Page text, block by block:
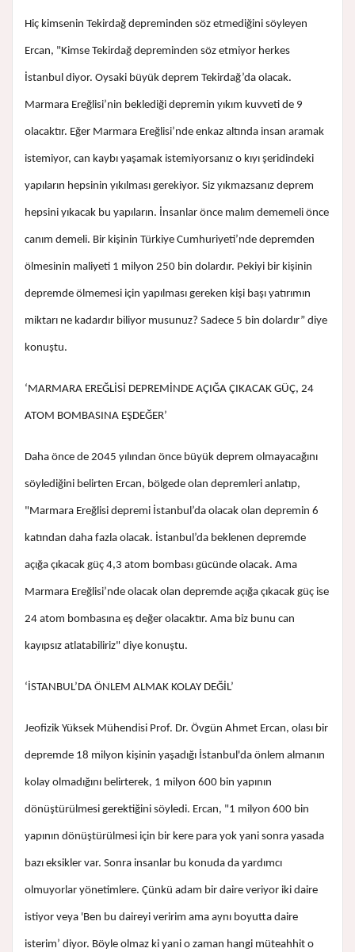
Hiç kimsenin Tekirdağ depreminden söz etmediğini söyleyen
Ercan, "Kimse Tekirdağ depreminden söz etmiyor herkes
İstanbul diyor. Oysaki büyük deprem Tekirdağ’da olacak.
Marmara Ereğlisi’nin beklediği depremin yıkım kuvveti de 9
olacaktır. Eğer Marmara Ereğlisi’nde enkaz altında insan aramak
istemiyor, can kaybı yaşamak istemiyorsanız o kıyı şeridindeki
yapıların hepsinin yıkılması gerekiyor. Siz yıkmazsanız deprem
hepsini yıkacak bu yapıların. İnsanlar önce malım dememeli önce
canım demeli. Bir kişinin Türkiye Cumhuriyeti’nde depremden
ölmesinin maliyeti 1 milyon 250 bin dolardır. Pekiyi bir kişinin
depremde ölmemesi için yapılması gereken kişi başı yatırımın
miktarı ne kadardır biliyor musunuz? Sadece 5 bin dolardır” diye
konuştu.
‘MARMARA EREĞLİSİ DEPREMİNDE AÇIĞA ÇIKACAK GÜÇ, 24
ATOM BOMBASINA EŞDEĞER’
Daha önce de 2045 yılından önce büyük deprem olmayacağını
söylediğini belirten Ercan, bölgede olan depremleri anlatıp,
"Marmara Ereğlisi depremi İstanbul’da olacak olan depremin 6
katından daha fazla olacak. İstanbul’da beklenen depremde
açığa çıkacak güç 4,3 atom bombası gücünde olacak. Ama
Marmara Ereğlisi’nde olacak olan depremde açığa çıkacak güç ise
24 atom bombasına eş değer olacaktır. Ama biz bunu can
kayıpsız atlatabiliriz" diye konuştu.
‘İSTANBUL’DA ÖNLEM ALMAK KOLAY DEĞİL’
Jeofizik Yüksek Mühendisi Prof. Dr. Övgün Ahmet Ercan, olası bir
depremde 18 milyon kişinin yaşadığı İstanbul'da önlem almanın
kolay olmadığını belirterek, 1 milyon 600 bin yapının
dönüştürülmesi gerektiğini söyledi. Ercan, "1 milyon 600 bin
yapının dönüştürülmesi için bir kere para yok yani sonra yasada
bazı eksikler var. Sonra insanlar bu konuda da yardımcı
olmuyorlar yönetimlere. Çünkü adam bir daire veriyor iki daire
istiyor veya 'Ben bu daireyi veririm ama aynı boyutta daire
isterim’ diyor. Böyle olmaz ki yani o zaman hangi müteahhit o